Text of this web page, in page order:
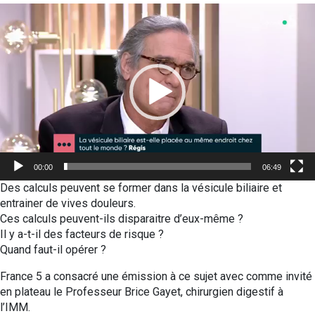
vidéo
00:00 06:49
Des calculs peuvent se former dans la vésicule biliaire et
entrainer de vives douleurs.
Ces calculs peuvent-ils disparaitre d’eux-même ?
Il y a-t-il des facteurs de risque ?
Quand faut-il opérer ?
France 5 a consacré une émission à ce sujet avec comme invité
en plateau le Professeur Brice Gayet, chirurgien digestif à
l’IMM.